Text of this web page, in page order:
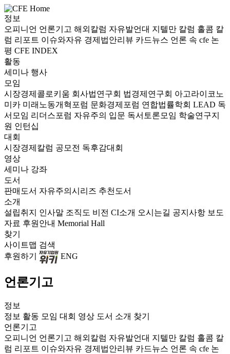
정보
오피니언 언론기고 해외칼럼 자유발언대 지텔만 칼럼 홀콤 칼
럼 리포트 이슈와자유 경제법안리뷰 카드뉴스 언론 속 cfe 논
평 CFE INDEX
활동
세미나 행사
모임
시장경제콜로키움 회사법연구회 법경제연구회 아고라이코노
미카 미래노동개혁포럼 문화경제포럼 연합법률학회 LEAD 독
서모임 리더스포럼 자유주의 입문 독서토론모임 학술연구지
원 인턴십
대회
시장경제칼럼 공모전 독후감대회
영상
세미나 강좌
도서
판매도서 자유주의시리즈 추천도서
소개
설립취지 인사말 조직도 비전 CI소개 오시는길 공지사항 보도
자료 후원안내 Memorial Hall
찾기
사이트맵 검색
후원하기
ENG
언론기고
정보
정보 활동 모임 대회 영상 도서 소개 찾기
언론기고
오피니언 언론기고 해외칼럼 자유발언대 지텔만 칼럼 홀콤 칼
럼 리포트 이슈와자유 경제법안리뷰 카드뉴스 언론 속 cfe 논